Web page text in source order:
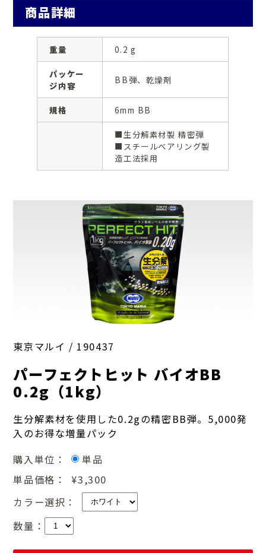
商品詳細
重量 0.2 g
パッケー
ジ内容
BB弾、乾燥剤
規格 6mm BB
■生分解素材製 精密弾
■スチールベアリング製
造工法採用
東京マルイ / 190437
パーフェクトヒット バイオBB
0.2g（1kg）
生分解素材を使用した0.2gの精密BB弾。5,000発
入のお得な増量パック
購入単位：
単品
単品価格：
¥3,300
カラー選択：
数量：